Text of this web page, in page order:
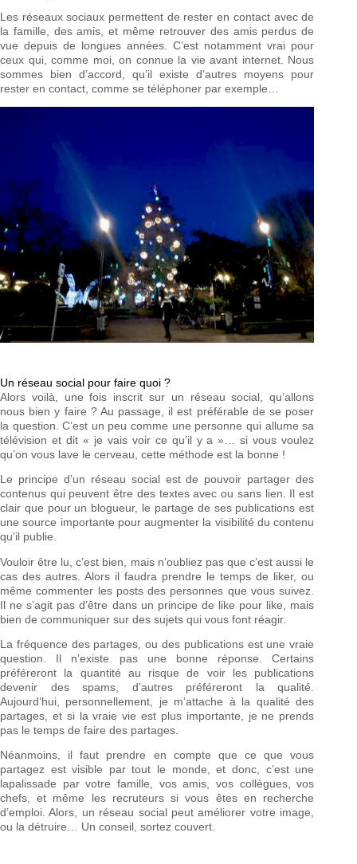
Les réseaux sociaux permettent de rester en contact avec de
la famille, des amis, et même retrouver des amis perdus de
vue depuis de longues années. C’est notamment vrai pour
ceux qui, comme moi, on connue la vie avant internet. Nous
sommes bien d’accord, qu’il existe d’autres moyens pour
rester en contact, comme se téléphoner par exemple…
Un réseau social pour faire quoi ?
Alors voilà, une fois inscrit sur un réseau social, qu’allons
nous bien y faire ? Au passage, il est préférable de se poser
la question. C’est un peu comme une personne qui allume sa
télévision et dit « je vais voir ce qu’il y a »… si vous voulez
qu’on vous lave le cerveau, cette méthode est la bonne !
Le principe d’un réseau social est de pouvoir partager des
contenus qui peuvent être des textes avec ou sans lien. Il est
clair que pour un blogueur, le partage de ses publications est
une source importante pour augmenter la visibilité du contenu
qu’il publie.
Vouloir être lu, c’est bien, mais n’oubliez pas que c’est aussi le
cas des autres. Alors il faudra prendre le temps de liker, ou
même commenter les posts des personnes que vous suivez.
Il ne s’agit pas d’être dans un principe de like pour like, mais
bien de communiquer sur des sujets qui vous font réagir.
La fréquence des partages, ou des publications est une vraie
question. Il n’existe pas une bonne réponse. Certains
préféreront la quantité au risque de voir les publications
devenir des spams, d’autres préféreront la qualité.
Aujourd’hui, personnellement, je m’attache à la qualité des
partages, et si la vraie vie est plus importante, je ne prends
pas le temps de faire des partages.
Néanmoins, il faut prendre en compte que ce que vous
partagez est visible par tout le monde, et donc, c’est une
lapalissade par votre famille, vos amis, vos collègues, vos
chefs, et même les recruteurs si vous êtes en recherche
d’emploi. Alors, un réseau social peut améliorer votre image,
ou la détruire… Un conseil, sortez couvert.